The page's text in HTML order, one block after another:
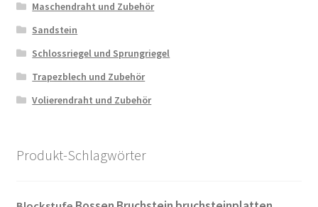
Maschendraht und Zubehör
Sandstein
Schlossriegel und Sprungriegel
Trapezblech und Zubehör
Volierendraht und Zubehör
Produkt-Schlagwörter